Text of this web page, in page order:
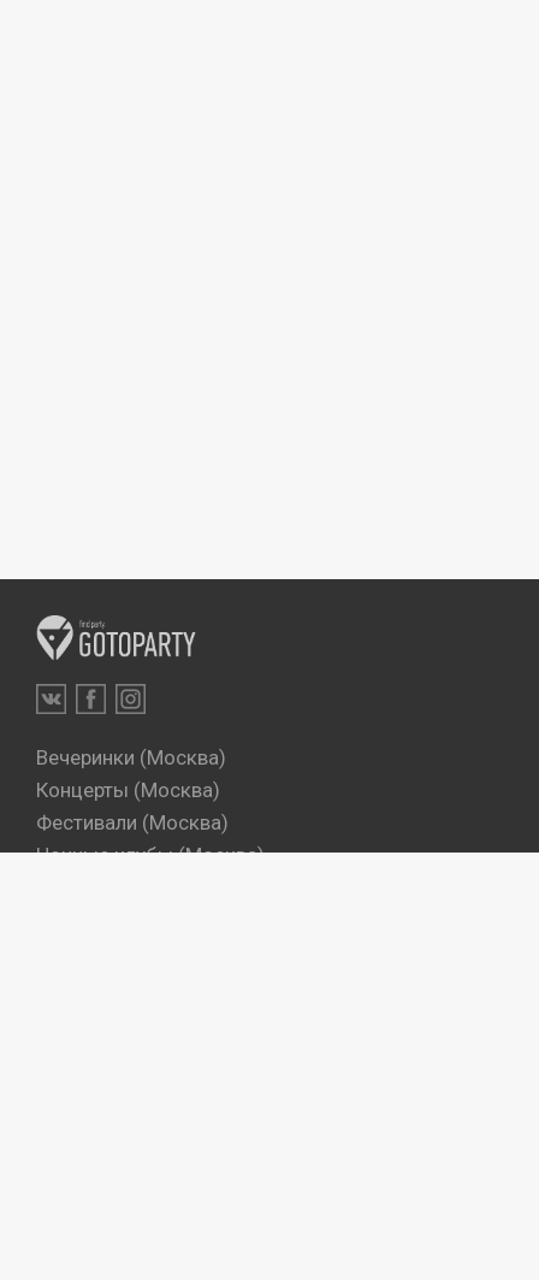
Вечеринки (Москва)
Концерты (Москва)
Фестивали (Москва)
Ночные клубы (Москва)